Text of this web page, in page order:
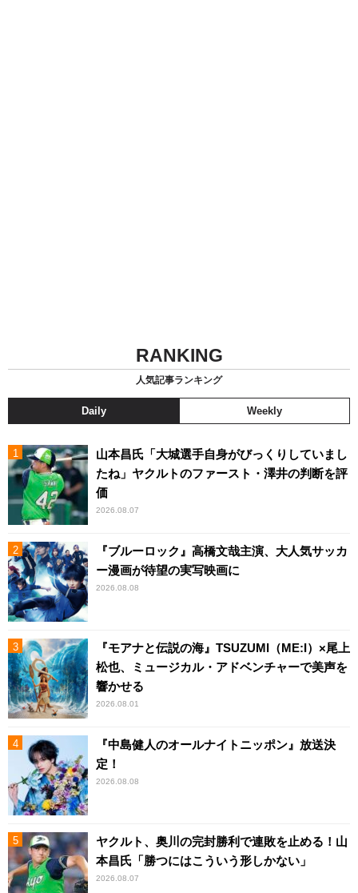
RANKING
人気記事ランキング
Daily Weekly
山本昌氏「大城選手自身がびっくりしていまし
たね」ヤクルトのファースト・澤井の判断を評
価
2026.08.07
『ブルーロック』高橋文哉主演、大人気サッカ
ー漫画が待望の実写映画に
2026.08.08
『モアナと伝説の海』TSUZUMI（ME:I）×尾上
松也、ミュージカル・アドベンチャーで美声を
響かせる
2026.08.01
『中島健人のオールナイトニッポン』放送決
定！
2026.08.08
ヤクルト、奥川の完封勝利で連敗を止める！山
本昌氏「勝つにはこういう形しかない」
2026.08.07